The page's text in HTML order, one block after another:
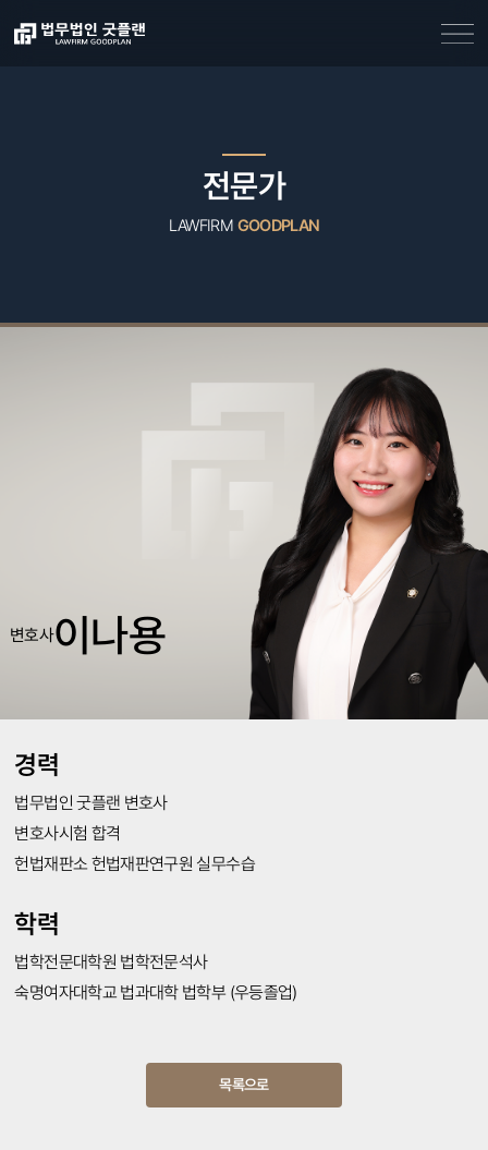
전문가
LAWFIRM GOODPLAN
변호사이나용
경력
법무법인 굿플랜 변호사
변호사시험 합격
헌법재판소 헌법재판연구원 실무수습
학력
법학전문대학원 법학전문석사
숙명여자대학교 법과대학 법학부 (우등졸업)
목록으로